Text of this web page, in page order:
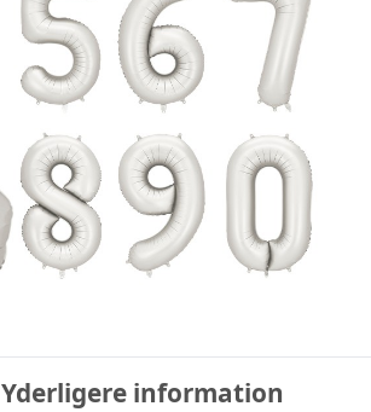
Yderligere information